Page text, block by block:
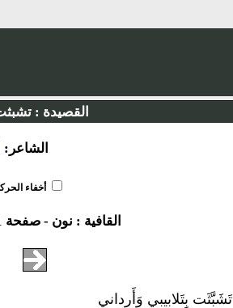
القصيدة :
الشاعر:
أخفاء
القافية : نون -صفحة 1
تَشَبَّثَت بِتَلابيبي وَأَرداني